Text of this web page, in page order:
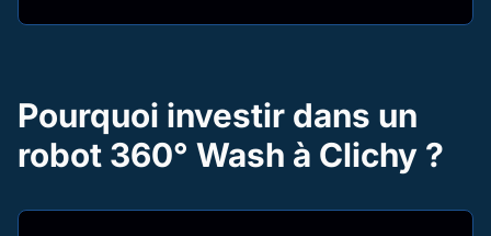
Pourquoi investir dans un
robot 360° Wash à Clichy ?